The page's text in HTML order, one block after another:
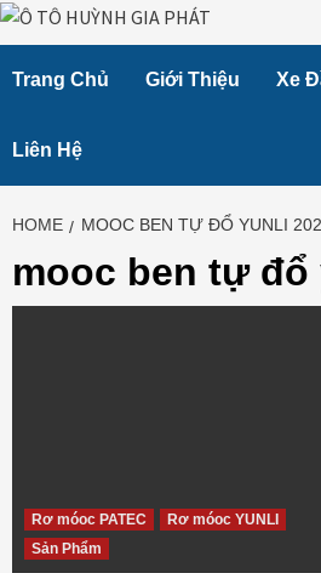
Skip
toTrang Chủ Giới Thiệu Xe
Liên Hệ
HOME MOOC BEN TỰ ĐỔ YUNLI
mooc ben tự đổ
Rơ móoc PATEC
Rơ móoc YUNLI
Sản Phẩm